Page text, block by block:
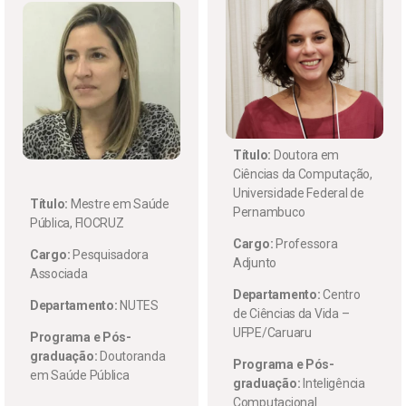
Título: Mestre em Saúde
Pública, FIOCRUZ
Cargo: Pesquisadora
Associada
Departamento: NUTES
Programa e Pós-
graduação: Doutoranda
em Saúde Pública
Título: Doutora em
Ciências da Computação,
Universidade Federal de
Pernambuco
Cargo: Professora
Adjunto
Departamento:Centro
de Ciências da Vida –
UFPE/Caruaru
Programa e Pós-
graduação: Inteligência
Computacional